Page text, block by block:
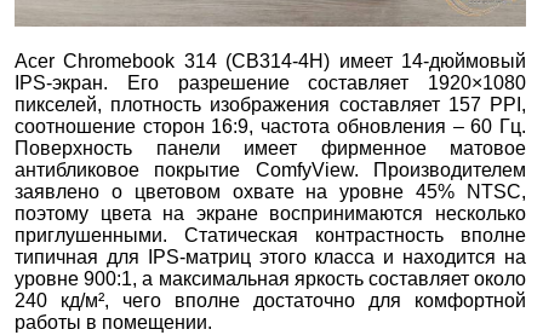
Acer Chromebook 314 (CB314-4H) имеет 14-дюймовый
IPS-экран. Его разрешение составляет 1920×1080
пикселей, плотность изображения составляет 157 PPI,
соотношение сторон 16:9, частота обновления – 60 Гц.
Поверхность панели имеет фирменное матовое
антибликовое покрытие ComfyView. Производителем
заявлено о цветовом охвате на уровне 45% NTSC,
поэтому цвета на экране воспринимаются несколько
приглушенными. Статическая контрастность вполне
типичная для IPS-матриц этого класса и находится на
уровне 900:1, а максимальная яркость составляет около
240 кд/м², чего вполне достаточно для комфортной
работы в помещении.